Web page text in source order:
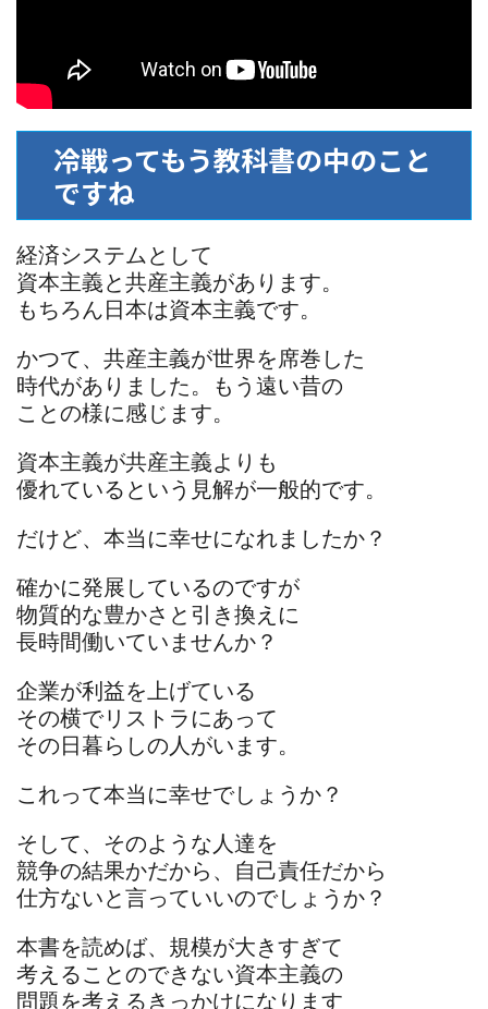
冷戦ってもう教科書の中のこと
ですね
経済システムとして
資本主義と共産主義があります。
もちろん日本は資本主義です。
かつて、共産主義が世界を席巻した
時代がありました。もう遠い昔の
ことの様に感じます。
資本主義が共産主義よりも
優れているという見解が一般的です。
だけど、本当に幸せになれましたか？
確かに発展しているのですが
物質的な豊かさと引き換えに
長時間働いていませんか？
企業が利益を上げている
その横でリストラにあって
その日暮らしの人がいます。
これって本当に幸せでしょうか？
そして、そのような人達を
競争の結果かだから、自己責任だから
仕方ないと言っていいのでしょうか？
本書を読めば、規模が大きすぎて
考えることのできない資本主義の
問題を考えるきっかけになります